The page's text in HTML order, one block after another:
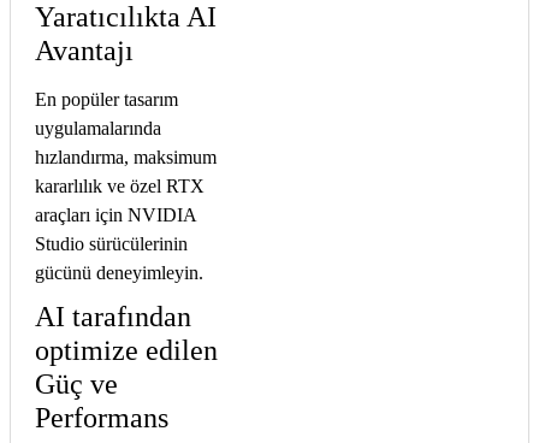
Yaratıcılıkta AI
Avantajı
En popüler tasarım
uygulamalarında
hızlandırma, maksimum
kararlılık ve özel RTX
araçları için NVIDIA
Studio sürücülerinin
gücünü deneyimleyin.
AI tarafından
optimize edilen
Güç ve
Performans